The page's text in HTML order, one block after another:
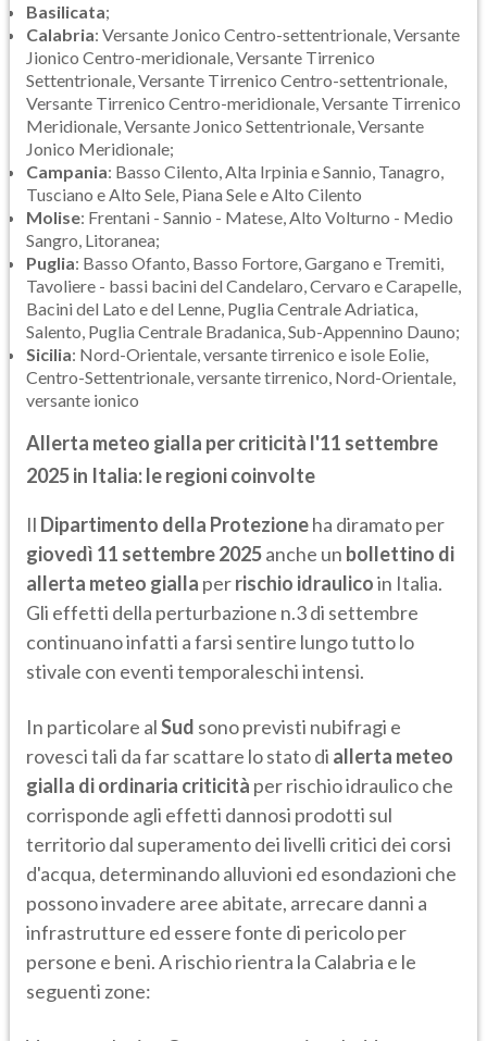
Basilicata;
Calabria: Versante Jonico Centro-settentrionale, Versante
Jionico Centro-meridionale, Versante Tirrenico
Settentrionale, Versante Tirrenico Centro-settentrionale,
Versante Tirrenico Centro-meridionale, Versante Tirrenico
Meridionale, Versante Jonico Settentrionale, Versante
Jonico Meridionale;
Campania: Basso Cilento, Alta Irpinia e Sannio, Tanagro,
Tusciano e Alto Sele, Piana Sele e Alto Cilento
Molise: Frentani - Sannio - Matese, Alto Volturno - Medio
Sangro, Litoranea;
Puglia: Basso Ofanto, Basso Fortore, Gargano e Tremiti,
Tavoliere - bassi bacini del Candelaro, Cervaro e Carapelle,
Bacini del Lato e del Lenne, Puglia Centrale Adriatica,
Salento, Puglia Centrale Bradanica, Sub-Appennino Dauno;
Sicilia: Nord-Orientale, versante tirrenico e isole Eolie,
Centro-Settentrionale, versante tirrenico, Nord-Orientale,
versante ionico
Allerta meteo gialla per criticità l'11 settembre
2025 in Italia: le regioni coinvolte
Il Dipartimento della Protezioneha diramato per
giovedì 11 settembre 2025anche un bollettino di
allerta meteo gialla perrischio idraulicoin Italia.
Gli effetti della perturbazione n.3 di settembre
continuano infatti a farsi sentire lungo tutto lo
stivale con eventi temporaleschi intensi.
In particolare alSud sono previsti nubifragi e
rovesci tali da far scattare lo stato di allerta meteo
gialla di ordinaria criticità per rischio idraulico che
corrisponde agli effetti dannosi prodotti sul
territorio dal superamento dei livelli critici dei corsi
d'acqua, determinando alluvioni ed esondazioni che
possono invadere aree abitate, arrecare danni a
infrastrutture ed essere fonte di pericolo per
persone e beni. A rischio rientra la Calabria e le
seguenti zone: